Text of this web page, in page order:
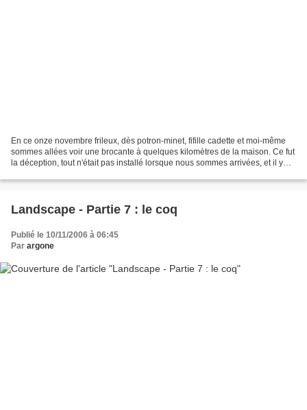
En ce onze novembre frileux, dès potron-minet, fifille cadette et moi-même
sommes allées voir une brocante à quelques kilomètres de la maison. Ce fut
la déception, tout n'était pas installé lorsque nous sommes arrivées, et il y
Landscape - Partie 7 : le coq
Publié le 10/11/2006 à 06:45
Par argone